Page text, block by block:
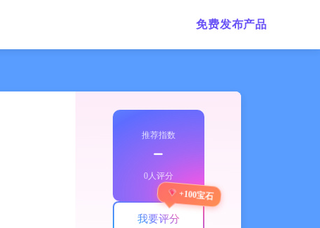
免费发布产品
推荐指数
﹣
0人评分
我要评分
+100宝石